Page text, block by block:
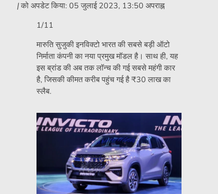
|को अपडेट किया: 05 जुलाई 2023, 13:50 अपराह्न
1/11
मारुति सुजुकी इनविक्टो भारत की सबसे बड़ी ऑटो
निर्माता कंपनी का नया प्रमुख मॉडल है। साथ ही, यह
इस ब्रांड की अब तक लॉन्च की गई सबसे महंगी कार
है, जिसकी कीमत करीब पहुंच गई है₹30 लाख का
स्लैब.